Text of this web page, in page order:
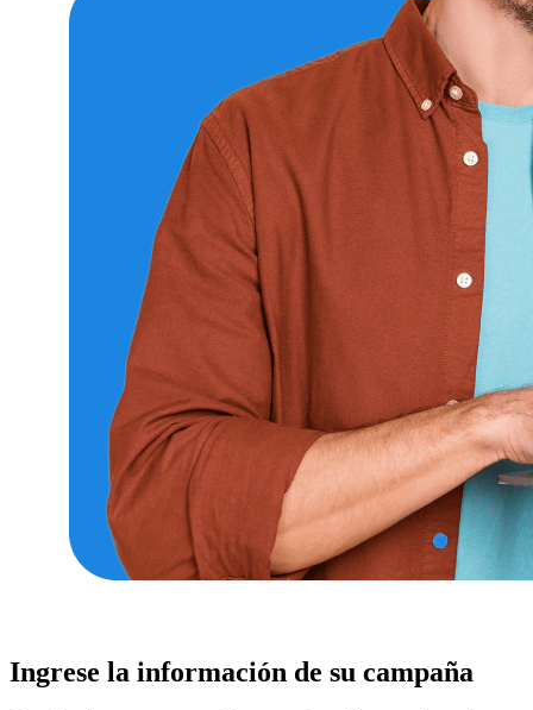
Ingrese la información de su campaña